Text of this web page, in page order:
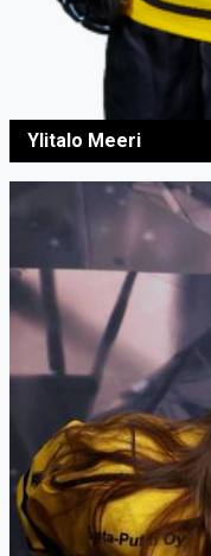
Ylitalo Meeri